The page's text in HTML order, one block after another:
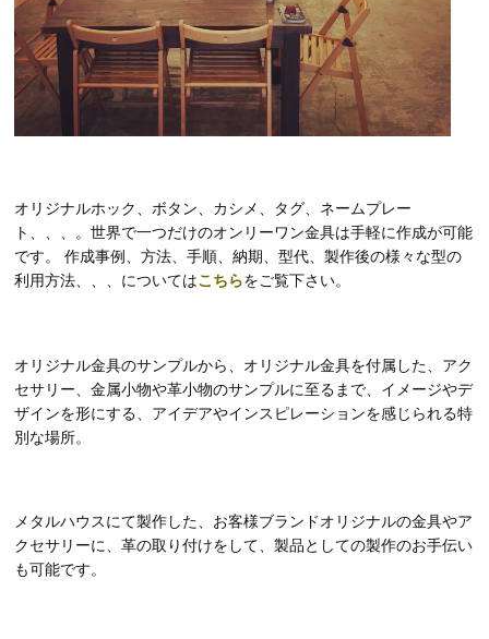
オリジナルホック、ボタン、カシメ、タグ、ネームプレー
ト、、、。世界で一つだけのオンリーワン金具は手軽に作成が可能
です。 作成事例、方法、手順、納期、型代、製作後の様々な型の
利用方法、、、についてはこちらをご覧下さい。
オリジナル金具のサンプルから、オリジナル金具を付属した、アク
セサリー、金属小物や革小物のサンプルに至るまで、イメージやデ
ザインを形にする、アイデアやインスピレーションを感じられる特
別な場所。
メタルハウスにて製作した、お客様ブランドオリジナルの金具やア
クセサリーに、革の取り付けをして、製品としての製作のお手伝い
も可能です。